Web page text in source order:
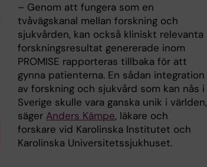
– Genom att fungera som en
tvåvägskanal mellan forskning och
sjukvården, kan också kliniskt relevanta
forskningsresultat genererade inom
PROMISE rapporteras tillbaka för att
gynna patienterna. En sådan integration
av forskning och sjukvård som kan nås i
Sverige skulle vara ganska unik i världen,
säger Anders Kämpe, läkare och
forskare vid Karolinska Institutet och
Karolinska Universitetssjukhuset.